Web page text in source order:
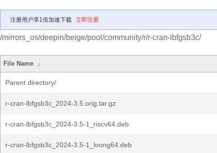
注册用户享1倍加速下载 立即注册
/mirrors_os/deepin/beige/pool/community/r/r-cran-lbfgsb3c/
File Name ↓
Parent directory/
r-cran-lbfgsb3c_2024-3.5.orig.tar.gz
r-cran-lbfgsb3c_2024-3.5-1_riscv64.deb
r-cran-lbfgsb3c_2024-3.5-1_loong64.deb